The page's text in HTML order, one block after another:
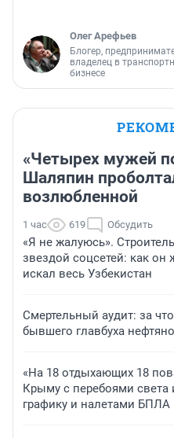
Олег Арефьев
Блогер,
владелец в
бизнесе
«Четырех мужей
Шаляпин
возлюбленной
1 час 619 Обсудить
«Я не жалуюсь».
звездой соцсетей: как
искал весь Узбекистан
Смертельный аудит: за
бывшего главбуха
«На 18 отдыхающих 18
Крыму с перебоями света
графику и налетами БПЛА